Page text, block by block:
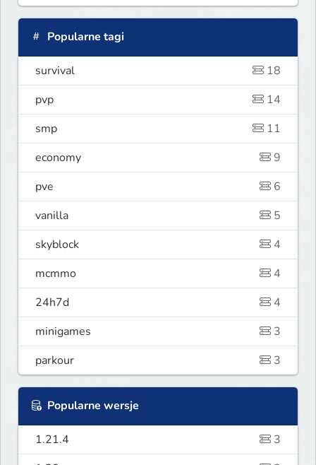
Popularne tagi
survival
18
pvp
14
smp
11
economy
9
pve
6
vanilla
5
skyblock
4
mcmmo
4
24h7d
4
minigames
3
parkour
3
Popularne wersje
1.21.4
3